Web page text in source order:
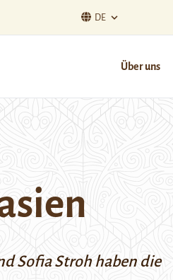
DE
Über uns
Sofia Stroh haben die